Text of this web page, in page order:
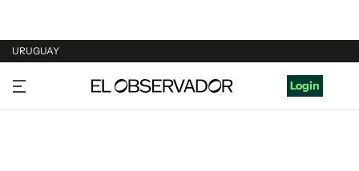
URUGUAY
URUGUAY
ARGENTINA
Login